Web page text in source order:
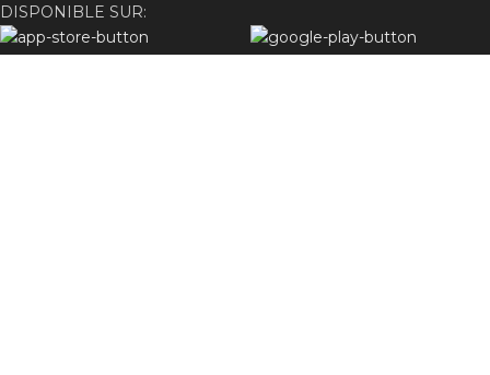
DISPONIBLE SUR:
Rejoignez notre newsletter !